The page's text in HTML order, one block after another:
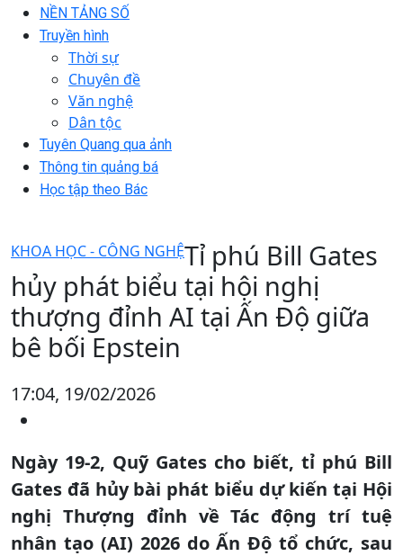
NỀN TẢNG SỐ
Truyền hình
Thời sự
Chuyên đề
Văn nghệ
Dân tộc
Tuyên Quang qua ảnh
Thông tin quảng bá
Học tập theo Bác
KHOA HỌC - CÔNG NGHỆTỉ phú Bill Gates
hủy phát biểu tại hội nghị
thượng đỉnh AI tại Ấn Độ giữa
bê bối Epstein
17:04, 19/02/2026
Ngày 19-2, Quỹ Gates cho biết, tỉ phú Bill
Gates đã hủy bài phát biểu dự kiến tại Hội
nghị Thượng đỉnh về Tác động trí tuệ
nhân tạo (AI) 2026 do Ấn Độ tổ chức, sau